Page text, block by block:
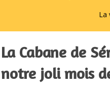
La
La Cabane de
notre joli mois